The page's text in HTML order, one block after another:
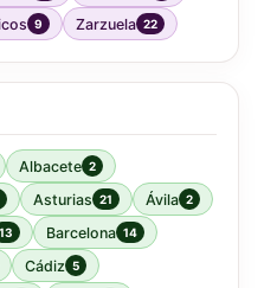
9 Zarzuela 22
Albacete 2
Asturias 21 Ávila 2
13 Barcelona 14
Cádiz 5